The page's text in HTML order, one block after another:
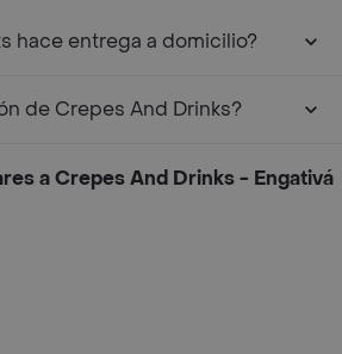
hace entrega a domicilio?
de Crepes And Drinks?
a Crepes And Drinks - Engativá